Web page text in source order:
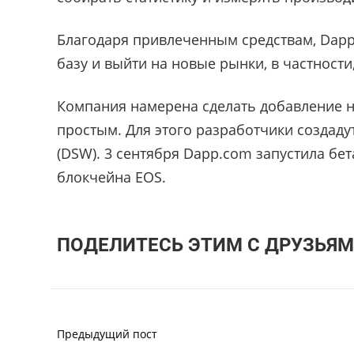
Благодаря привлеченным средствам,
базу и выйти на новые рынки, в
Компания намерена сделать
простым. Для этого разработчики
(DSW). 3 сентября Dapp.com запустила
блокчейна EOS.
ПОДЕЛИТЕСЬ ЭТИМ С
Предыдущий пост